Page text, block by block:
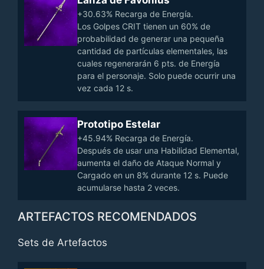
+30.63% Recarga de Energía.
Los Golpes CRIT tienen un 60% de
probabilidad de generar una pequeña
cantidad de partículas elementales, las
cuales regenerarán 6 pts. de Energía
para el personaje. Solo puede ocurrir una
vez cada 12 s.
Prototipo Estelar
+45.94% Recarga de Energía.
Después de usar una Habilidad Elemental,
aumenta el daño de Ataque Normal y
Cargado en un 8% durante 12 s. Puede
acumularse hasta 2 veces.
ARTEFACTOS RECOMENDADOS
Sets de Artefactos